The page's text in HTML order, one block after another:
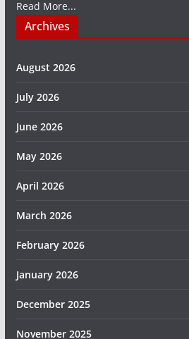
Read More...
Archives
August 2026
July 2026
June 2026
May 2026
April 2026
March 2026
February 2026
January 2026
December 2025
November 2025